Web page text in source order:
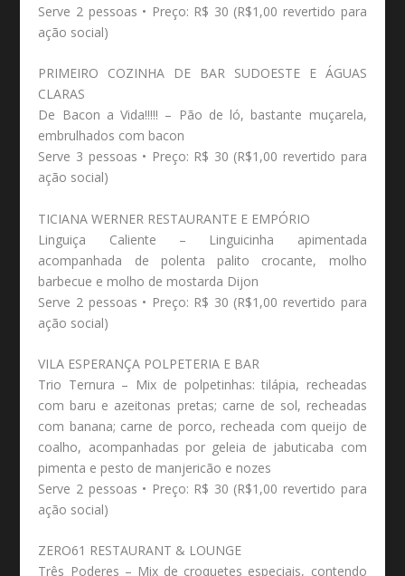
Serve 2 pessoas • Preço: R$ 30 (R$1,00 revertido para
ação social)
PRIMEIRO COZINHA DE BAR SUDOESTE E ÁGUAS
CLARAS
De Bacon a Vida!!!!! – Pão de ló, bastante muçarela,
embrulhados com bacon
Serve 3 pessoas • Preço: R$ 30 (R$1,00 revertido para
ação social)
TICIANA WERNER RESTAURANTE E EMPÓRIO
Linguiça Caliente – Linguicinha apimentada
acompanhada de polenta palito crocante, molho
barbecue e molho de mostarda Dijon
Serve 2 pessoas • Preço: R$ 30 (R$1,00 revertido para
ação social)
VILA ESPERANÇA POLPETERIA E BAR
Trio Ternura – Mix de polpetinhas: tilápia, recheadas
com baru e azeitonas pretas; carne de sol, recheadas
com banana; carne de porco, recheada com queijo de
coalho, acompanhadas por geleia de jabuticaba com
pimenta e pesto de manjericão e nozes
Serve 2 pessoas • Preço: R$ 30 (R$1,00 revertido para
ação social)
ZERO61 RESTAURANT & LOUNGE
Três Poderes – Mix de croquetes especiais, contendo